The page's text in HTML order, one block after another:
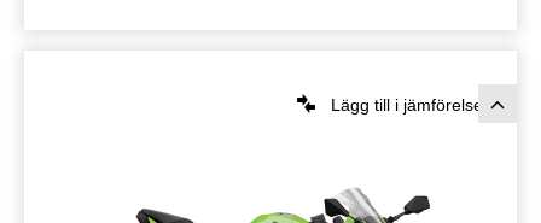
Lägg till i jämförelsen